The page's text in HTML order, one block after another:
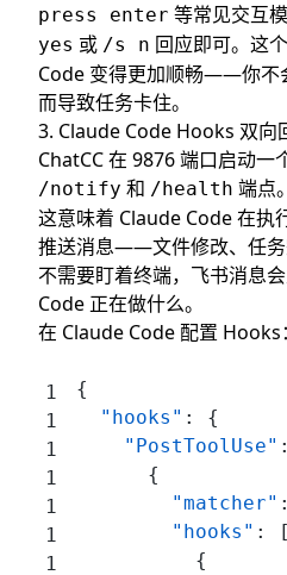
press enter 等常见交互
yes 或 /s n 回应即可。这
Code 变得更加顺畅——你不
而导致任务卡住。
3. Claude Code Hooks 双向
ChatCC 在 9876 端口启动一
/notify 和 /health 端点。
这意味着 Claude Code 在执
推送消息——文件修改、任
不需要盯着终端，飞书消息
Code 正在做什么。
在 Claude Code 配置 Hooks：
{
  "hooks"
: {
    "PostToolUse"
      {
        "matcher"
        "hooks"
: [
          {